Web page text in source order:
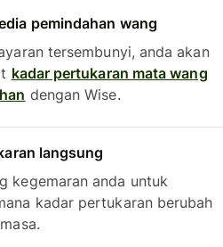
pemindahan wang
tersembunyi, anda akan
kadar pertukaran mata wang
dengan Wise.
langsung
kegemaran anda untuk
kadar pertukaran berubah